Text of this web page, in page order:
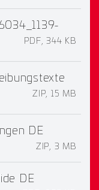
PDF, 344 KB
ZIP, 15 MB
DE
ZIP, 3 MB
DE